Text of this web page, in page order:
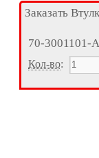
Заказать
70-3001101-
Кол-во: